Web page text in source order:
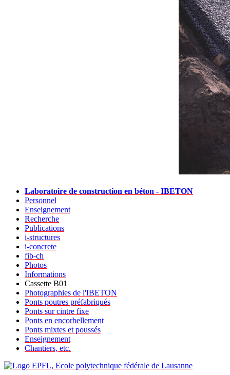
Laboratoire de construction en béton - IBETON
Personnel
Enseignement
Recherche
Publications
i-structures
i-concrete
fib-ch
Photos
Informations
Cassette B01
Photographies de l'IBETON
Ponts poutres préfabriqués
Ponts sur cintre fixe
Ponts en encorbellement
Ponts mixtes et poussés
Enseignement
Chantiers, etc.